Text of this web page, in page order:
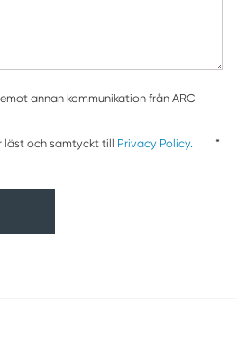
annan kommunikation från ARC
och samtyckt till Privacy Policy. *